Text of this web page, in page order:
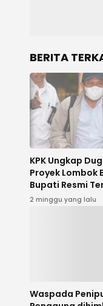
BERITA
KPK Ungkap
Proyek Lombok
Bupati Resmi
2 minggu yang lalu
Waspada